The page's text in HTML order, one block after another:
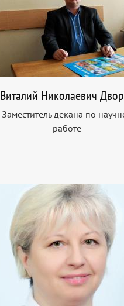
Виталий Николаевич
Заместитель декана по
работе